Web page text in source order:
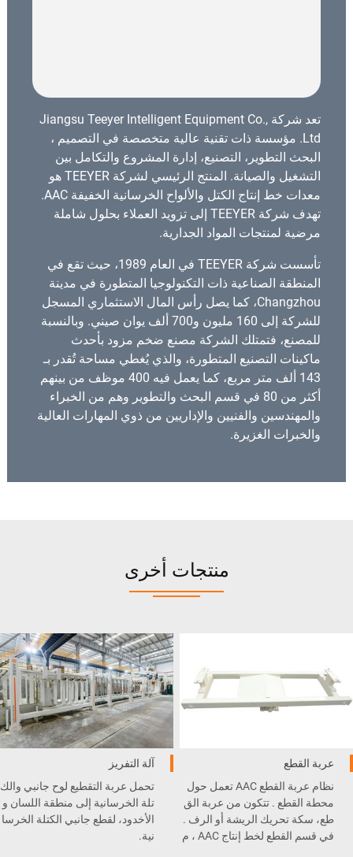
تعد شركة Jiangsu Teeyer Intelligent Equipment Co.,
Ltd. مؤسسة ذات تقنية عالية متخصصة في التصميم ،
البحث التطوير، التصنيع، إدارة المشروع والتكامل بين
التشغيل والصيانة. المنتج الرئيسي لشركة TEEYER هو
معدات خط إنتاج الكتل والألواح الخرسانية الخفيفة AAC.
تهدف شركة TEEYER إلى تزويد العملاء بحلول شاملة
مرضية لمنتجات المواد الجدارية.
تأسست شركة TEEYER في العام 1989، حيث تقع في
المنطقة الصناعية ذات التكنولوجيا المتطورة في مدينة
Changzhou، كما يصل رأس المال الاستثماري المسجل
للشركة إلى 160 مليون و700 ألف يوان صيني. وبالنسبة
للمصنع، فتمتلك الشركة مصنع ضخم مزود بأحدث
ماكينات التصنيع المتطورة، والذي يُغطي مساحة تُقدر بـ
143 ألف متر مربع، كما يعمل فيه 400 موظف من بينهم
أكثر من 80 في قسم البحث والتطوير وهم من الخبراء
والمهندسين والفنيين والإداريين من ذوي المهارات العالية
والخبرات الغزيرة.
منتجات أخرى
عربة القطع
نظام عربة القطع AAC تعمل حول
محطة القطع . تتكون من عربة الق
طع، سكة تحريك الريشة أو الرف .
في قسم القطع لخط إنتاج AAC ، م
آلة التفريز
تحمل عربة التقطيع لوح جانبي والك
تلة الخرسانية إلى منطقة اللسان و
الأخدود، لقطع جانبي الكتلة الخرسا
نية.